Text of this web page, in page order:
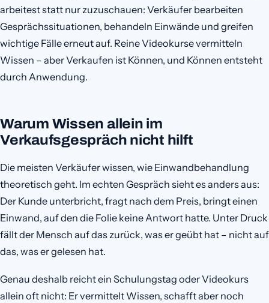
arbeitest statt nur zuzuschauen: Verkäufer bearbeiten
Gesprächssituationen, behandeln Einwände und greifen
wichtige Fälle erneut auf. Reine Videokurse vermitteln
Wissen – aber Verkaufen ist Können, und Können entsteht
durch Anwendung.
Warum Wissen allein im
Verkaufsgespräch nicht hilft
Die meisten Verkäufer wissen, wie Einwandbehandlung
theoretisch geht. Im echten Gespräch sieht es anders aus:
Der Kunde unterbricht, fragt nach dem Preis, bringt einen
Einwand, auf den die Folie keine Antwort hatte. Unter Druck
fällt der Mensch auf das zurück, was er geübt hat – nicht auf
das, was er gelesen hat.
Genau deshalb reicht ein Schulungstag oder Videokurs
allein oft nicht: Er vermittelt Wissen, schafft aber noch